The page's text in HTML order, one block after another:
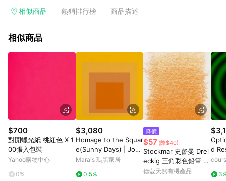
回饋訂單不得享有 Pinkoi 站方優惠，例如首購優惠，P coins，
行為，不具贈點資格，部分退款不在此限。 6. APP 請更新至
貨後 45 天後發送。 8. 群眾募資商品，禮物卡，開館保證金，補
運費，攤位費等不具贈點資格。 9. LINE 購物站上之商品規格、
顏色、價位、贈品如與 Pinkoi 商品資訊頁及購物車不符，以
Pinkoi 購物商品資訊頁及購物車標示為準。 10. 點數紅包使用規
則請以點數紅包活動說明為準。 11. 若於 LINE 購物前往 Pinkoi
頁面後才首次下載 Pinkoi APP 並完成訂單，不符合導購資格；承
上，首次下載 Pinkoi APP 後，需透過 LINE 購物前往 Pinkoi 頁
面，方享導購資格。
相似商品 熱銷排行榜 商品描述
相似商品
$700
對開蠟光紙 桃紅色 X 1
00張入包裝
Yahoo購物中心
0%
$3,080
Homage to the Squar
e(Sunny Days) | Jose
f Albers - 銀色鋁框-中
Marais 瑪黑家居
0.5%
降價
$57 (降$40)
Stockmar 史督曼 Drei
eckig 三角彩色鉛筆 14
gelbbraun (ST022-1
德蔻天然有機產品
d